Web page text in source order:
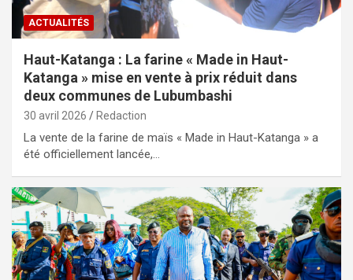
ACTUALITÉS
Haut-Katanga : La farine « Made in Haut-
Katanga » mise en vente à prix réduit dans
deux communes de Lubumbashi
30 avril 2026 Redaction
La vente de la farine de maïs « Made in Haut-Katanga » a
été officiellement lancée,…